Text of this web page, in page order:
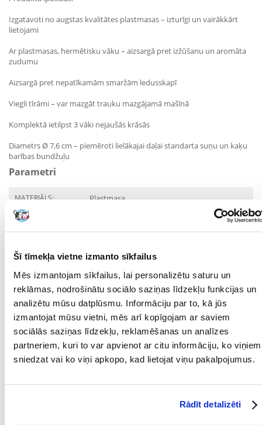
Šī tīmekļa vietne izmanto sīkfailus
Mēs izmantojam sīkfailus, lai personalizētu saturu un
reklāmas, nodrošinātu sociālo saziņas līdzekļu funkcijas un
analizētu mūsu datplūsmu. Informāciju par to, kā jūs
izmantojat mūsu vietni, mēs arī kopīgojam ar saviem
sociālās saziņas līdzekļu, reklamēšanas un analīzes
partneriem, kuri to var apvienot ar citu informāciju, ko viņiem
sniedzat vai ko viņi apkopo, kad lietojat viņu pakalpojumus.
Rādīt detalizēti
Izgatavoti no augstas kvalitātes plastmasas – izturīgi un vairākkārt
lietojami
Ar plastmasas, hermētisku vāku – aizsargā pret izžūšanu un aromāta
zudumu
Aizsargā pret nepatīkamām smaržām ledusskapī
Viegli tīrāmi – var mazgāt trauku mazgājamā mašīnā
Komplektā ietilpst 3 vāki nejaušās krāsās
Diametrs Ø 7,6 cm – piemēroti lielākajai daļai standarta suņu un kaķu
barības bundžuļu
Parametri
MATERIĀLS: Plastmasa
PRODUCENT:
Tikai reģistrēti FERA24.LV klienti, kuri ir iegādājušies produktu,
var dot tai vērtējumu. Ar zvaigznītēm norādītais vērtējums ir
vidējais no visiem vērtējumiem. Pēc atsauksmju apstrādes mēs
publicēsim gan pozitīvus, gan negatīvus vērtējumus.
Atsauksmes
UZRAKSTĪT ATSAUKSMI